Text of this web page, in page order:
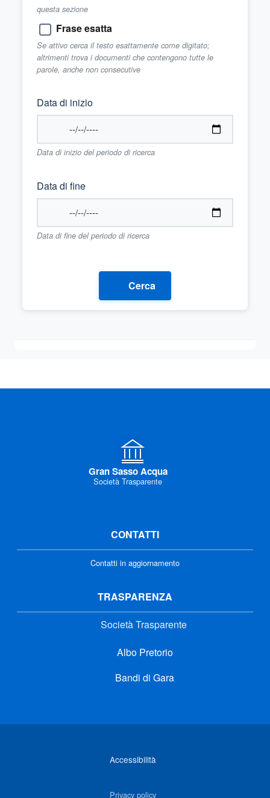
questa sezione
Frase esatta
Se attivo cerca il testo esattamente come digitato;
altrimenti trova i documenti che contengono tutte le
parole, anche non consecutive
Data di inizio
Data di inizio del periodo di ricerca
Data di fine
Data di fine del periodo di ricerca
Cerca
Gran Sasso Acqua
Società Trasparente
CONTATTI
Contatti in aggiornamento
TRASPARENZA
Società Trasparente
Albo Pretorio
Bandi di Gara
Accessibilità
Privacy policy